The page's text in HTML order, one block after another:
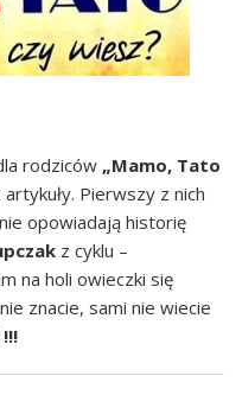
rodziców „Mamo, Tato
Pierwszy z nich
opowiadają historię
z cyklu –
na holi owieczki się
znacie, sami nie wiecie